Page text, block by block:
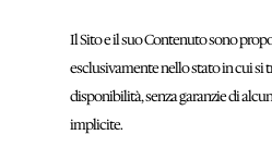
Il Sito e il suo Contenuto sono
esclusivamente nello stato in cui si
disponibilità, senza garanzie di
implicite.